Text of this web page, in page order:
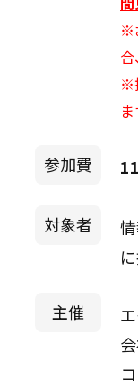
※
※
ま
参加費
対象者
主催